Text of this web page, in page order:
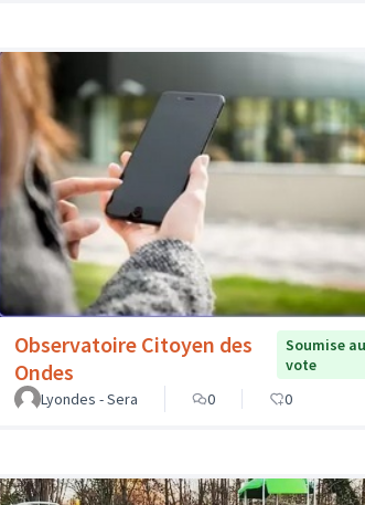
Observatoire Citoyen des
Ondes
Soumise au
vote
Lyondes - Sera
0 0